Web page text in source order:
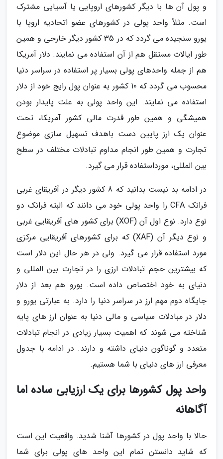
و پول آن ها با دیگر کشورهای اروپایی یا آسیایی مشترک
است. مثلاً واحد پولی در کشورهای عضو اتحادیه اروپا با
یورو سنجیده می گردد که در 35 کشور دیگر خارجی و همین
طور ایالات مستقل هم از آن استفاده می نمایند. دلار آمریکا
هم از جمله واحدهای پولی بسیار پر استفاده در سراسر دنیا
محسوب می گردد که 10 کشور به عنوان پول رایج خود از دلار
استفاده می نمایند. این واحد پولی به علت پایدار بودن
همیشگی و همین طور قدرت مالی کشور آمریکا، تحت
عنوان یک ارز پایین دست باهدف تسهیل سازی موضوع
تجارت و همین طور انجام مداوم تبادلات مختلف در سطح
بین المللی، مورداستفاده قرار می گیرد.
در ادامه بد نیست بدانید که 8 کشور دیگر در آفریقای غربی
فرانک CFA را واحد پولی خود می دانند که البته فرانک دو
نوع دارد. نوع اول آن (XOF) برای کشور های آفریقایی غربی
و نوع دیگر آن (XAF) که برای کشورهای آفریقایی مرکزی
مورد استفاده قرار می گیرد. ولی در هر حال این دلار است
که بیشترین حجم تبادلات ارزی را در تجارت بین المللی و
دنیای به خود اختصاص داده است. یورو هم بعد از دلار
جایگاه دوم مهم ارز در سراسر دنیا را دارد. به عبارتی یورو و
دلار در مبادلات سیاسی و مالی دنیا به عنوان ارز های پایه
شناخته می شوند که اهمیت بسیار زیادی در انجام تبادلات
متعدد و گوناگون دنیای داشته و دارند. در ادامه با جدول
معرفی ارز های دنیای با شما هستیم.
واحد پول کشورها برای یک ارزیابی ساده اما
آگاهانه
حالا با واحد پول در کشورها آشنا شدید. واقعیت این است
که شاید دانستن تمام این واحد های پولی برای شما